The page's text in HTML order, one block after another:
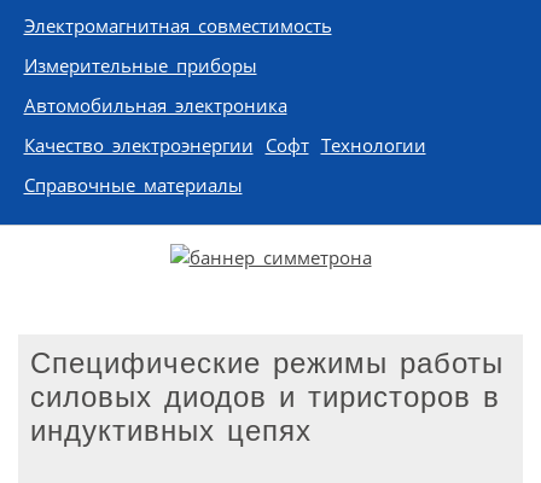
Электромагнитная совместимость
Измерительные приборы
Автомобильная электроника
Качество электроэнергии Софт Технологии
Справочные материалы
Специфические режимы работы
силовых диодов и тиристоров в
индуктивных цепях